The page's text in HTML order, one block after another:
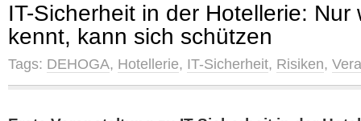
IT-Sicherheit in der Hotellerie: Nur
kennt, kann sich schützen
Tags: DEHOGA, Hotellerie, IT-Sicherheit, Risiken,